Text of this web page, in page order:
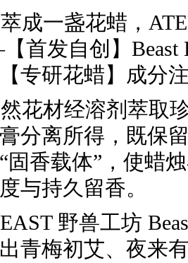
成一盏花蜡，
首发自创】Beast
专研花蜡】成分
花材经溶剂萃取
分离所得，既保
固香载体”，使蜡
与持久留香。
野兽工坊
青梅初艾、夜来